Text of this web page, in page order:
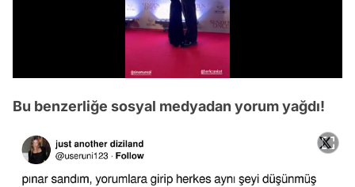
Bu benzerliğe sosyal medyadan yorum yağdı!